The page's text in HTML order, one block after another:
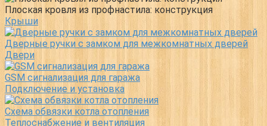
Плоская кровля из профнастила: конструкция
Крыши
Дверные ручки с замком для межкомнатных дверей
Двери
GSM сигнализация для гаража
Подключение и установка
Схема обвязки котла отопления
Теплоснабжение и вентиляция